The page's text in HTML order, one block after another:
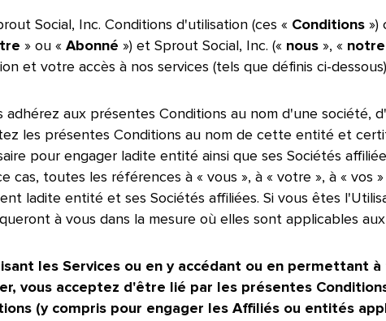
Social, Inc. Conditions d'utilisation (ces « Conditions»)
» ou « Abonné ») et Sprout Social, Inc. (« nous», « notre
et votre accès à nos services (tels que définis ci-
adhérez aux présentes Conditions au nom d'une société,
les présentes Conditions au nom de cette entité et
pour engager ladite entité ainsi que ses Sociétés
cas, toutes les références à « vous », à « votre », à « vos
ladite entité et ses Sociétés affiliées. Si vous êtes
à vous dans la mesure où elles sont applicables
les Services ou en y accédant ou en permettant
vous acceptez d'être lié par les présentes
(y compris pour engager les Affiliés ou entités